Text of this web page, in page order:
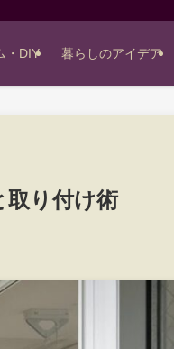
・DIY 暮らしのアイデア
取り付け術